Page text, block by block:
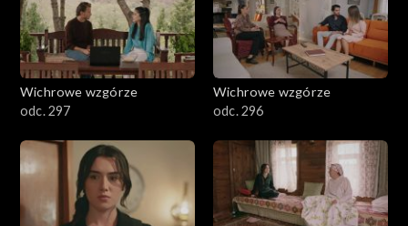
Wichrowe wzgórze
odc. 297
Wichrowe wzgórze
odc. 296